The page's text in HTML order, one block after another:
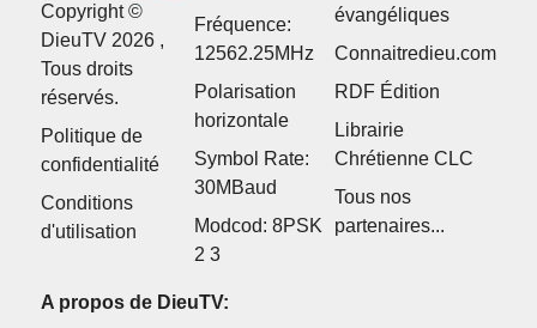
Copyright ©
DieuTV 2026 ,
Tous droits
réservés.
Politique de
confidentialité
Conditions
d'utilisation
Fréquence:
12562.25MHz
Polarisation
horizontale
Symbol Rate:
30MBaud
Modcod: 8PSK
2 3
évangéliques
Connaitredieu.com
RDF Édition
Librairie
Chrétienne CLC
Tous nos
partenaires...
A propos de DieuTV: